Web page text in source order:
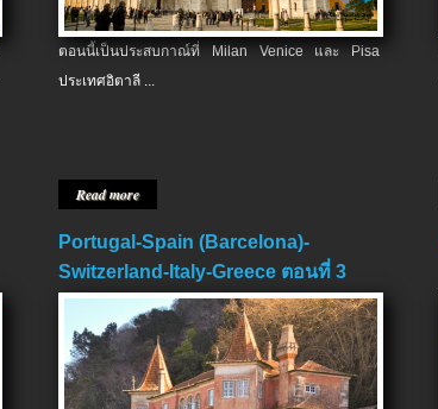
ตอนนี้เป็นประสบกาณ์ที่ Milan Venice และ Pisa
ประเทศอิตาลี ...
Read more
Portugal-Spain (Barcelona)-
Switzerland-Italy-Greece ตอนที่ 3